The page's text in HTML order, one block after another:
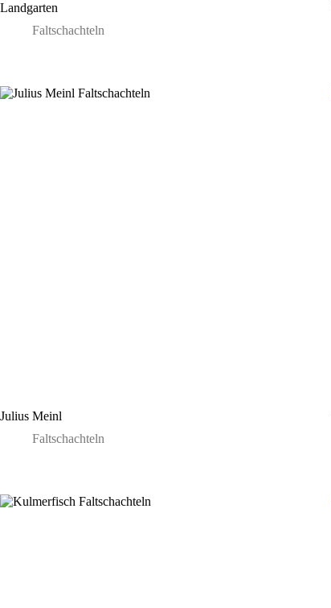
Landgarten
Faltschachteln
Julius Meinl
Faltschachteln